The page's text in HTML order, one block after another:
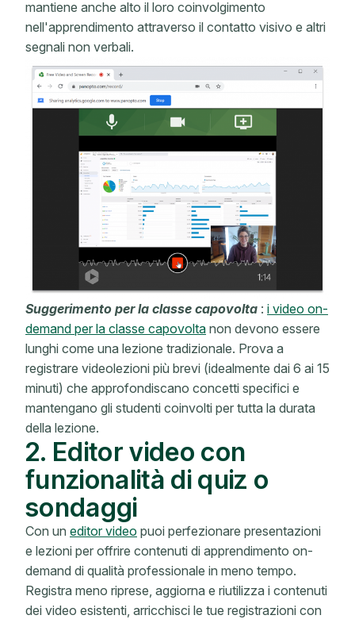
mantiene anche alto il loro coinvolgimento
nell'apprendimento attraverso il contatto visivo e altri
segnali non verbali.
Suggerimento per la classe capovolta : i video on-
demand per la classe capovolta non devono essere
lunghi come una lezione tradizionale. Prova a
registrare videolezioni più brevi (idealmente dai 6 ai 15
minuti) che approfondiscano concetti specifici e
mantengano gli studenti coinvolti per tutta la durata
della lezione.
2. Editor video con
funzionalità di quiz o
sondaggi
Con un editor video puoi perfezionare presentazioni
e lezioni per offrire contenuti di apprendimento on-
demand di qualità professionale in meno tempo.
Registra meno riprese, aggiorna e riutilizza i contenuti
dei video esistenti, arricchisci le tue registrazioni con